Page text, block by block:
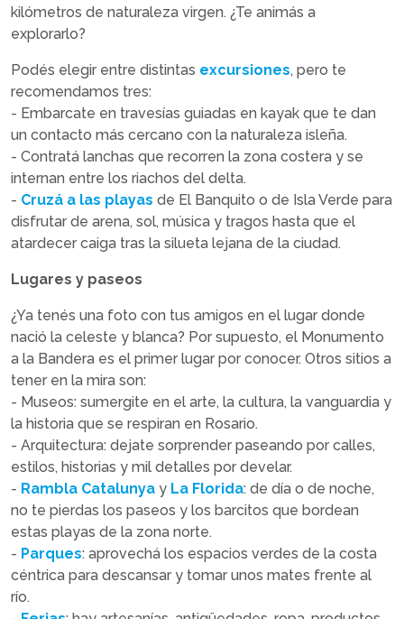
kilómetros de naturaleza virgen. ¿Te animás a
explorarlo?
Podés elegir entre distintas excursiones, pero te
recomendamos tres:
- Embarcate en travesías guiadas en kayak que te dan
un contacto más cercano con la naturaleza isleña.
- Contratá lanchas que recorren la zona costera y se
internan entre los riachos del delta.
- Cruzá a las playas de El Banquito o de Isla Verde para
disfrutar de arena, sol, música y tragos hasta que el
atardecer caiga tras la silueta lejana de la ciudad.
Lugares y paseos
¿Ya tenés una foto con tus amigos en el lugar donde
nació la celeste y blanca? Por supuesto, el Monumento
a la Bandera es el primer lugar por conocer. Otros sitios a
tener en la mira son:
- Museos: sumergite en el arte, la cultura, la vanguardia y
la historia que se respiran en Rosario.
- Arquitectura: dejate sorprender paseando por calles,
estilos, historias y mil detalles por develar.
- Rambla Catalunya y La Florida: de día o de noche,
no te pierdas los paseos y los barcitos que bordean
estas playas de la zona norte.
- Parques: aprovechá los espacios verdes de la costa
céntrica para descansar y tomar unos mates frente al
río.